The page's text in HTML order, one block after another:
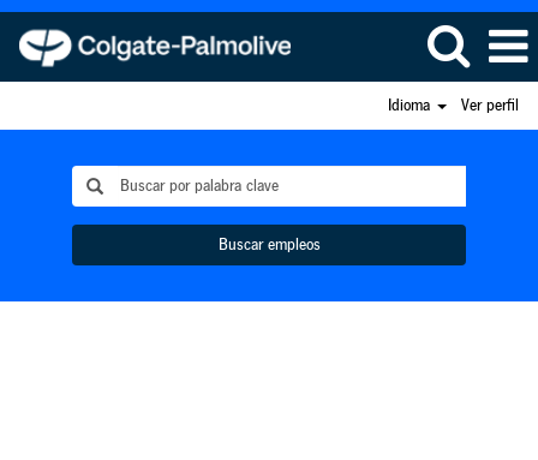
Idioma Ver perfil
Buscar empleos